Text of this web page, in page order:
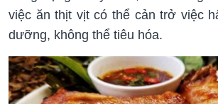
việc ăn thịt vịt có thể cản trở việc
dưỡng, không thể tiêu hóa.